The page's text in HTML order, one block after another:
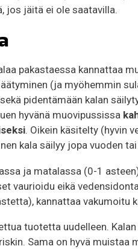
jos jäitä ei ole saatavilla.
pakastaessa kannattaa
(ja myöhemmin
pidentämään kalan
hyvänä muovipussissa
. Oikein käsitelty (hyvin
kala säilyy jopa vuoden
ja matalassa (0-1
vaurioidu eikä
kannattaa vakumoitu
tuotetta uudelleen.
Sama on hyvä muistaa